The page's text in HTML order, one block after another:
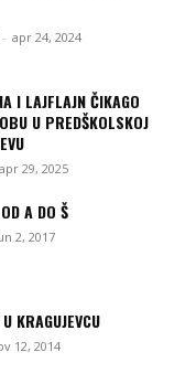
- apr 24, 2024
I LAJFLAJN ČIKAGO
U PREDŠKOLSKOJ
apr 29, 2025
A DO Š
2, 2017
KRAGUJEVCU
12, 2014